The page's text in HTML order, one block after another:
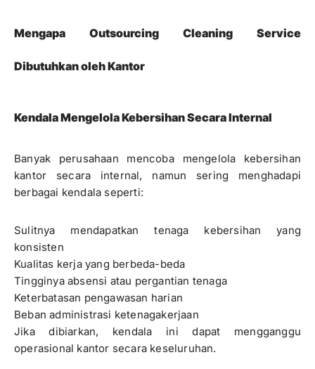
Mengapa Outsourcing Cleaning Service
Dibutuhkan oleh Kantor
Kendala Mengelola Kebersihan Secara Internal
Banyak perusahaan mencoba mengelola kebersihan
kantor secara internal, namun sering menghadapi
berbagai kendala seperti:
Sulitnya mendapatkan tenaga kebersihan yang
konsisten
Kualitas kerja yang berbeda-beda
Tingginya absensi atau pergantian tenaga
Keterbatasan pengawasan harian
Beban administrasi ketenagakerjaan
Jika dibiarkan, kendala ini dapat mengganggu
operasional kantor secara keseluruhan.